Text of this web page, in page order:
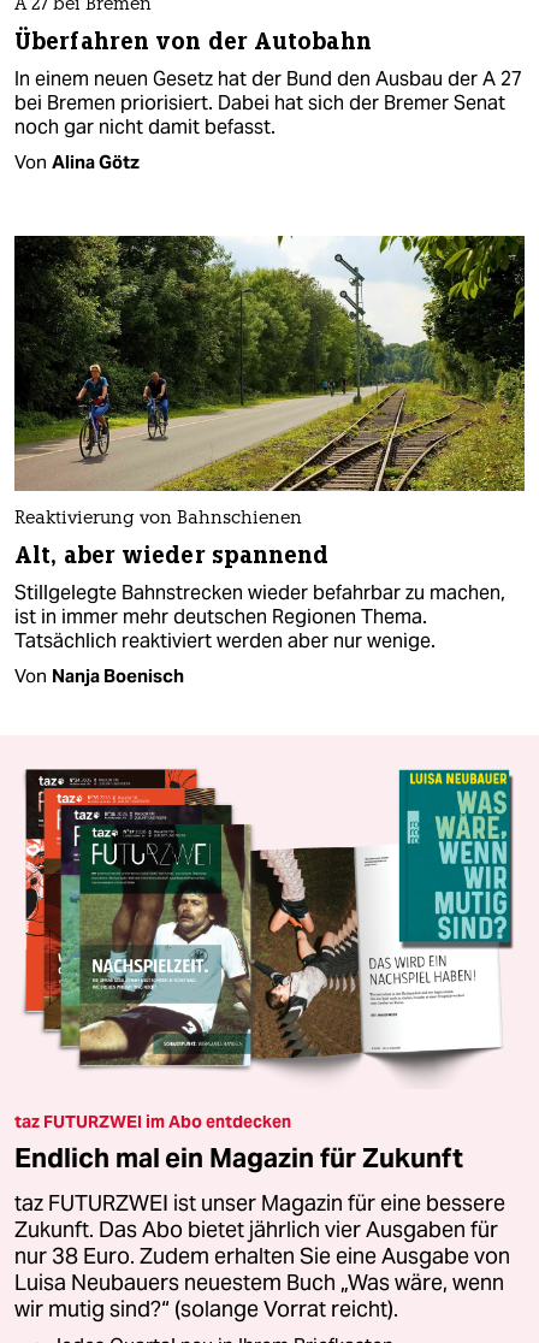
A 27 bei Bremen
Überfahren von der Autobahn
In einem neuen Gesetz hat der Bund den Ausbau der A 27
bei Bremen priorisiert. Dabei hat sich der Bremer Senat
noch gar nicht damit befasst.
Von Alina Götz
Reaktivierung von Bahnschienen
Alt, aber wieder spannend
Stillgelegte Bahnstrecken wieder befahrbar zu machen,
ist in immer mehr deutschen Regionen Thema.
Tatsächlich reaktiviert werden aber nur wenige.
Von Nanja Boenisch
taz FUTURZWEI im Abo entdecken
Endlich mal ein Magazin für Zukunft
taz FUTURZWEI ist unser Magazin für eine bessere
Zukunft. Das Abo bietet jährlich vier Ausgaben für
nur 38 Euro. Zudem erhalten Sie eine Ausgabe von
Luisa Neubauers neuestem Buch „Was wäre, wenn
wir mutig sind?“ (solange Vorrat reicht).